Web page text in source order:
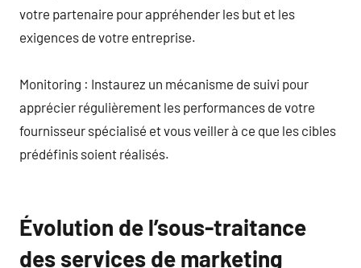
votre partenaire pour appréhender les but et les
exigences de votre entreprise.
Monitoring : Instaurez un mécanisme de suivi pour
apprécier régulièrement les performances de votre
fournisseur spécialisé et vous veiller à ce que les cibles
prédéfinis soient réalisés.
Évolution de l’sous-traitance
des services de marketing